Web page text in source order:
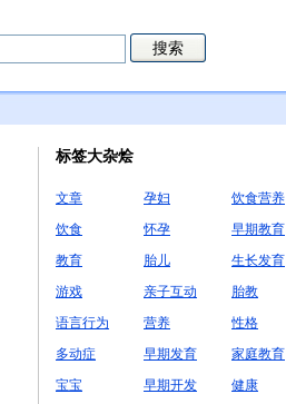
标签大杂烩
文章 孕妇
饮食营养
饮食
怀孕
早期教育
教育
胎儿
生长发育
游戏
亲子互动
胎教
语言行为
营养
性格
多动症
早期发育
家庭教育
宝宝
早期开发
健康